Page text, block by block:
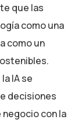
que las
como una
como un
la IA se
decisiones
con la